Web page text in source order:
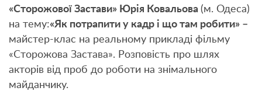
«Сторожової Застави» Юрія Ковальова (м. Одеса)
на тему:«Як потрапити у кадр і що там робити» –
майстер-клас на реальному прикладі фільму
«Сторожова Застава». Розповість про шлях
акторів від проб до роботи на знімального
майданчику.